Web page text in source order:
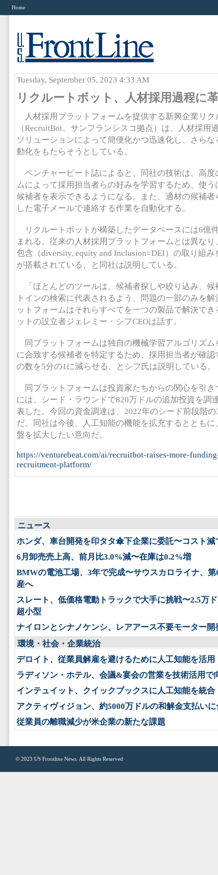
Home
Tuesday, September 05, 2023 4:33 AM
リクルートボット、人材採用過程に
人材採用プラットフォームを提供する新興企業リク
（RecruitBot、サンフランシスコ拠点）は、人材採用
ソリューションによって簡便化かつ迅速化し、さら
動化をもたらそうとしている。
ベンチャービート誌によると、同社の技術は、高度
ムによって採用担当者らの好みを学習するため、使
候補者を表示できるようになる。また、適材の候補
した電子メールで連絡する作業を自動化する。
リクルートボットが構築したデータベースには6億
まれる。従来の人材採用プラットフォームとは異な
包含（diversity, equity and Inclusion=DEI）の取り組
が搭載されている、と同社は説明している。
「ほとんどのツールは、候補者探しや絞り込み、候
トインの検索に代表されるよう、問題の一部のみを
ットフォームはそれらすべてを一つの製品で解決で
ットの設立者ジェレミー・シフCEOは話す。
同プラットフォームは独自の機械学習アルゴリズム
に合致する候補者を特定するため、採用担当者が確
の数を5分の1に減らせる、とシフ氏は説明している。
同プラットフォームは投資家たちからの関心を引き
には、シード・ラウンドで820万ドルの追加投資を調
表した。今回の資金調達は、2022年のシード前段階
だ。同社は今後、人工知能の機能を拡充するととも
盤を拡大したい意向だ。
https://venturebeat.com/ai/recruitbot-raises-more-
recruitment-platform/
ニュース
ホンダ、車台開発を印タタ傘下企業に委託〜コスト減
6月卸売売上高、前月比3.0%減〜在庫は0.2%増
BMWの電池工場、3年で完成〜サウスカロライナ、第
産へ
スレート、低価格電動トラックで大手に挑戦〜2.5万
超小型
ナイロンとシナノケンシ、レアアース不要モーター開
環境・社会・企業統治
デロイト、従業員解雇を避けるために人工知能を活用
ラディソン・ホテル、会議&宴会の営業を技術活用で
インテュイット、クイックブックスに人工知能を統合
アクティヴィジョン、約5000万ドルの和解金支払い
従業員の離職減少が米企業の新たな課題
© 2023 US Frontline News . All Rights Reserved